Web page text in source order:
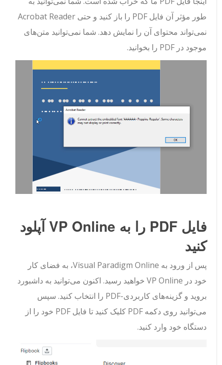
طور مؤثر آن فایل PDF را باز کنید و حتی Acrobat Reader
نمی‌تواند محتوای آن را نمایش دهد. شما نمی‌توانید متن‌های
موجود در PDF را بخوانید.
فایل PDF را به VP Online آپلود
کنید
پس از ورود به Visual Paradigm Online، به فضای کار
خود در VP Online خواهید رسید. اکنون می‌توانید به داشبورد
بروید و گزینه‌های کاربردی-PDF را انتخاب کنید. سپس
می‌توانید روی دکمه PDF کلیک کنید تا فایل PDF خود را از
دستگاه خود وارد کنید.